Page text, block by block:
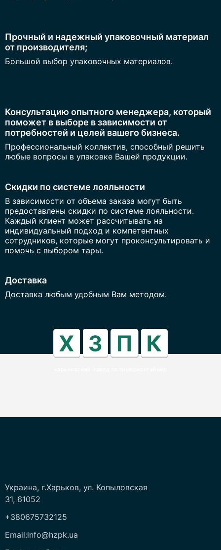
Прочный и надежный упаковочный материал
от производителя;
Большой выбор упаковочных материалов.
Консультацию опытного менеджера, который
поможет в выборе в зависимости от
потребностей и целей вашего бизнеса.
Профессиональный коллектив, способный решить
любые вопросы в упаковке Вашей продукции.
Скидки по системе лояльности
В зависимости от объема заказа могут быть
предоставлены скидки по системе лояльности.
Каждый клиент может рассчитывать на
индивидуальный подход и компетентных
сотрудников, которые могут проконсультировать и
помочь с выбором тары.
Доставка
Доставка любым удобным Вам методом.
Украина, г.Харьков, ул. Копыловская
31, 61052
+380675732125
Email:info@hzpk.ua